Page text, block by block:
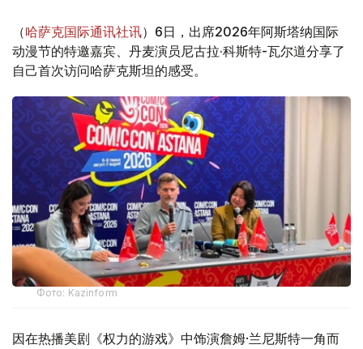
（哈萨克国际通讯社讯）6日，出席2026年阿斯塔纳国际
动漫节的特邀嘉宾、丹麦演员尼古拉·科斯特-瓦尔道分享了
自己首次访问哈萨克斯坦的感受。
Фото: Kazinform
因在热播美剧《权力的游戏》中饰演詹姆·兰尼斯特一角而